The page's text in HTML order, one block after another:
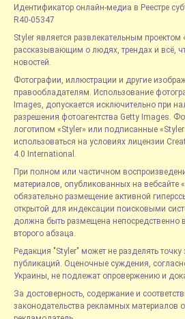
Идентификатор онлайн-медиа в Реестре
R40-05347
Styler является развлекательным проектом
рассказывающим о людях, трендах и всё,
новостей.
Фотографии, иллюстрации и другие
правообладателям. Использование
Images, допускается исключительно при
разрешения фотоагентства Getty Images.
логотипом «Styler» или подписанные
использоваться на условиях лицензии
4.0 International.
При полном или частичном
материалов, опубликованных на вебсайте
обязательно размещение активной
открытой для индексации поисковыми
должна быть размещена непосредственно
второго абзаца.
Редакция "Styler" может не разделять точку
публикаций. Оценочные суждения,
Украины, не подлежат опровержению и
За достоверность, содержание и
законодательства рекламных материалов